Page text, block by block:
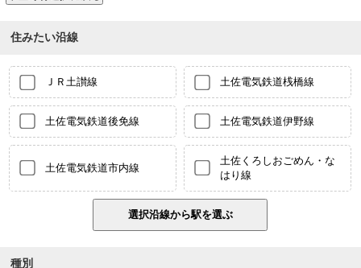
住みたい沿線
ＪＲ土讃線 土佐電気鉄道桟橋線
土佐電気鉄道後免線 土佐電気鉄道伊野線
土佐電気鉄道市内線
土佐くろしおごめん・な
はり線
種別